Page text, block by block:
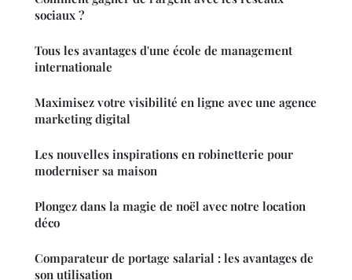
sociaux ?
Tous les avantages d'une école de management
internationale
Maximisez votre visibilité en ligne avec une agence
marketing digital
Les nouvelles inspirations en robinetterie pour
moderniser sa maison
Plongez dans la magie de noël avec notre location
déco
Comparateur de portage salarial : les avantages de
son utilisation